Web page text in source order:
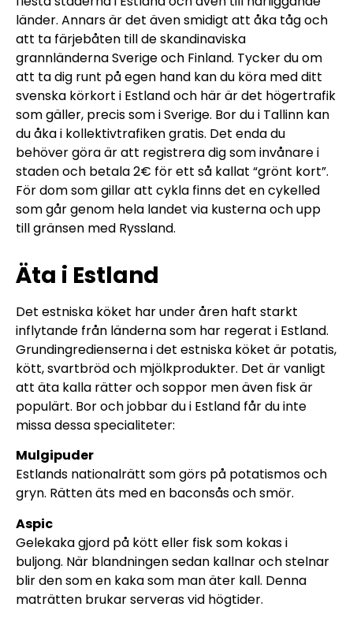
länder. Annars är det även smidigt att åka tåg och
att ta färjebåten till de skandinaviska
grannländerna Sverige och Finland. Tycker du om
att ta dig runt på egen hand kan du köra med ditt
svenska körkort i Estland och här är det högertrafik
som gäller, precis som i Sverige. Bor du i Tallinn kan
du åka i kollektivtrafiken gratis. Det enda du
behöver göra är att registrera dig som invånare i
staden och betala 2€ för ett så kallat “grönt kort”.
För dom som gillar att cykla finns det en cykelled
som går genom hela landet via kusterna och upp
till gränsen med Ryssland.
Äta i Estland
Det estniska köket har under åren haft starkt
inflytande från länderna som har regerat i Estland.
Grundingredienserna i det estniska köket är potatis,
kött, svartbröd och mjölkprodukter. Det är vanligt
att äta kalla rätter och soppor men även fisk är
populärt. Bor och jobbar du i Estland får du inte
missa dessa specialiteter:
Mulgipuder
Estlands nationalrätt som görs på potatismos och
gryn. Rätten äts med en baconsås och smör.
Aspic
Gelekaka gjord på kött eller fisk som kokas i
buljong. När blandningen sedan kallnar och stelnar
blir den som en kaka som man äter kall. Denna
maträtten brukar serveras vid högtider.